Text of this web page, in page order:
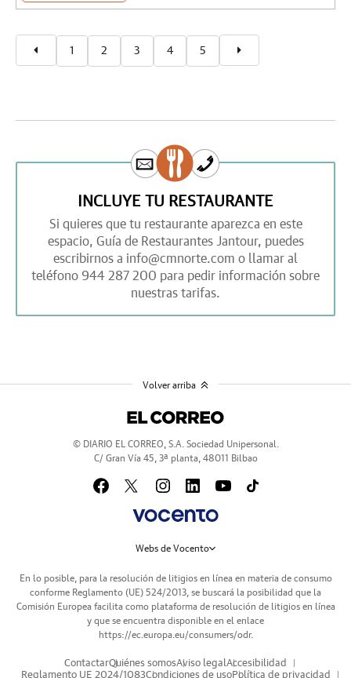
1 2 3 4 5
INCLUYE TU RESTAURANTE
Si quieres que tu restaurante aparezca en este
espacio, Guía de Restaurantes Jantour, puedes
escribirnos a info@cmnorte.com o llamar al
teléfono 944 287 200 para pedir información sobre
nuestras tarifas.
© DIARIO EL CORREO, S.A. Sociedad Unipersonal.
C/ Gran Vía 45, 3ª planta, 48011 Bilbao
Webs de Vocento
En lo posible, para la resolución de litigios en línea en materia de consumo
conforme Reglamento (UE) 524/2013, se buscará la posibilidad que la
Comisión Europea facilita como plataforma de resolución de litigios en línea
y que se encuentra disponible en el enlace
https://ec.europa.eu/consumers/odr.
ContactarQuiénes somosAviso legalAccesibilidad
Reglamento UE 2024/1083Condiciones de usoPolítica de privacidad
Volver arriba